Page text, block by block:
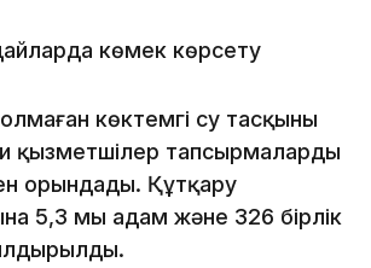
көмек көрсету
көктемгі су тасқыны
қызметшілер тапсырмаларды
орындады. Құтқару
5,3 мың адам және 326 бірлік